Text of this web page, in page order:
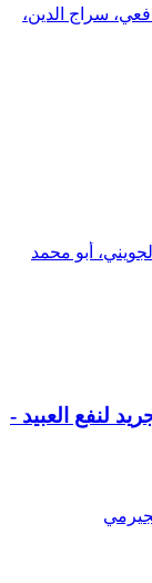
سراج الدين،
أبو محمد
لنفع العبيد -